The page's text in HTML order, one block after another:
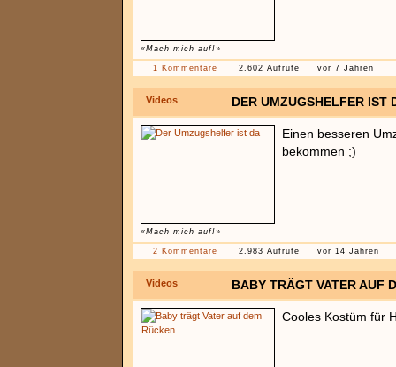
«Mach mich auf!»
1 Kommentare 2.602 Aufrufe vor 7 Jahren
Videos DER UMZUGSHELFER IST
«Mach mich auf!»
Einen besseren
bekommen ;)
2 Kommentare 2.983 Aufrufe vor 14 Jahren
Videos BABY TRÄGT VATER AUF
Cooles Kostüm für